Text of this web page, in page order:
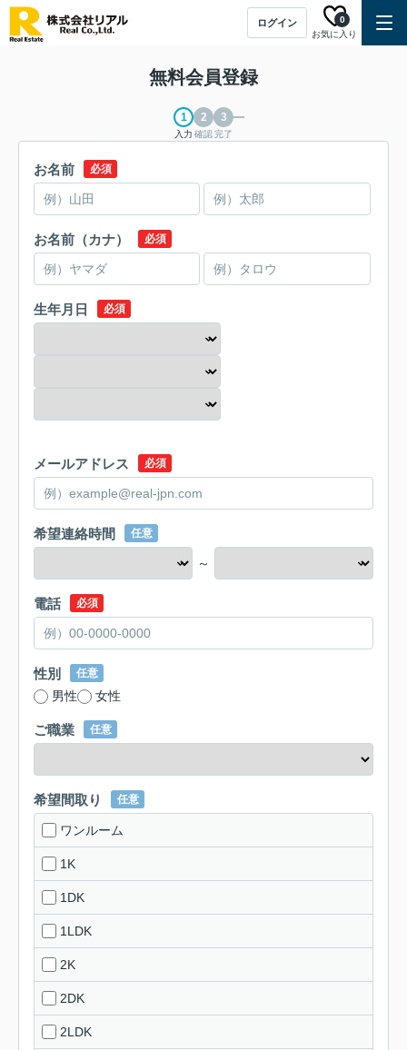
ログイン
お気に入り
0
無料会員登録
入力 確認完了
お名前 必須
お名前（カナ） 必須
生年月日 必須
メールアドレス 必須
希望連絡時間 任意
～
電話 必須
性別 任意
男性 女性
ご職業 任意
希望間取り 任意
ワンルーム
1K
1DK
1LDK
2K
2DK
2LDK